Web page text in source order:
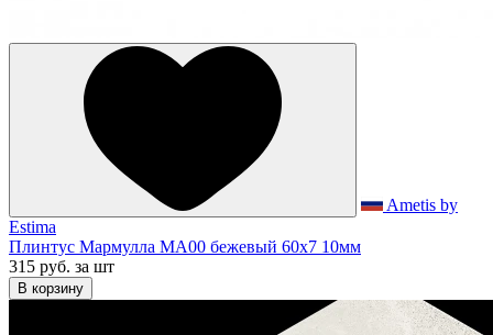
Ametis by
Estima
Плинтус Мармулла MA00 бежевый 60x7 10мм
315 руб. за шт
В корзину